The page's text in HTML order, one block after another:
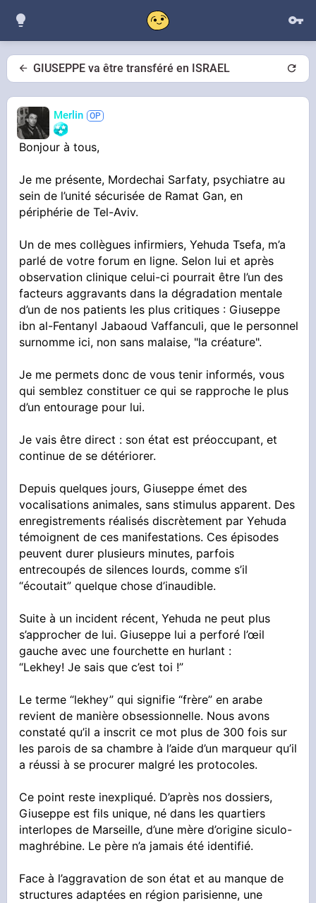
GIUSEPPE va être transféré en ISRAEL
Merlin
Bonjour à tous,
Je me présente, Mordechai Sarfaty, psychiatre au
sein de l’unité sécurisée de Ramat Gan, en
périphérie de Tel-Aviv.
Un de mes collègues infirmiers, Yehuda Tsefa, m’a
parlé de votre forum en ligne. Selon lui et après
observation clinique celui-ci pourrait être l’un des
facteurs aggravants dans la dégradation mentale
d’un de nos patients les plus critiques : Giuseppe
ibn al-Fentanyl Jabaoud Vaffanculi, que le personnel
surnomme ici, non sans malaise, "la créature".
Je me permets donc de vous tenir informés, vous
qui semblez constituer ce qui se rapproche le plus
d’un entourage pour lui.
Je vais être direct : son état est préoccupant, et
continue de se détériorer.
Depuis quelques jours, Giuseppe émet des
vocalisations animales, sans stimulus apparent. Des
enregistrements réalisés discrètement par Yehuda
témoignent de ces manifestations. Ces épisodes
peuvent durer plusieurs minutes, parfois
entrecoupés de silences lourds, comme s’il
“écoutait” quelque chose d’inaudible.
Suite à un incident récent, Yehuda ne peut plus
s’approcher de lui. Giuseppe lui a perforé l’œil
gauche avec une fourchette en hurlant :
“Lekhey! Je sais que c’est toi !”
Le terme “lekhey” qui signifie “frère” en arabe
revient de manière obsessionnelle. Nous avons
constaté qu’il a inscrit ce mot plus de 300 fois sur
les parois de sa chambre à l’aide d’un marqueur qu’il
a réussi à se procurer malgré les protocoles.
Ce point reste inexpliqué. D’après nos dossiers,
Giuseppe est fils unique, né dans les quartiers
interlopes de Marseille, d’une mère d’origine siculo-
maghrébine. Le père n’a jamais été identifié.
Face à l’aggravation de son état et au manque de
structures adaptées en région parisienne, une